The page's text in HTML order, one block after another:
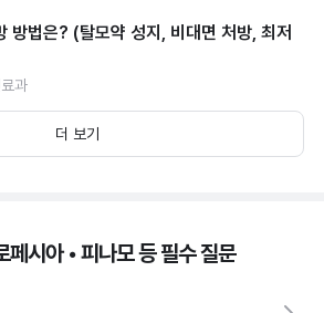
방법은? (탈모약 성지, 비대면 처방, 최저
과
더 보기
페시아 • 피나모 등 필수 질문